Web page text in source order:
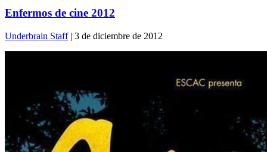
Enfermos de cine 2012
Underbrain Staff| 3 de diciembre de 2012